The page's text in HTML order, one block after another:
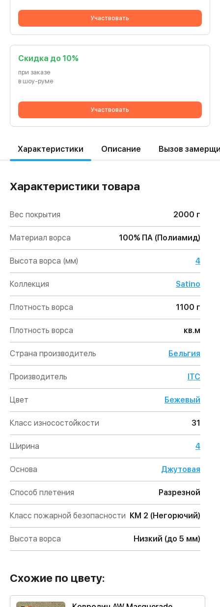
Участвовать
Cкидка до 10%
при заказе
в шоу-руме
Участвовать
Характеристики Описание Вызов
Характеристики товара
Вес покрытия 2000 г
Материал ворса 100% ПА (Полиамид)
Высота ворса (мм) 4
Коллекция Satino
Плотность ворса 1100 г
Плотность ворса кв.м
Страна производитель Бельгия
Производитель ITC
Цвет Бежевый
Класс износостойкости 31
Ширина 4
Основа Джутовая
Способ плетения Разрезной
Класс пожарной безопасности КМ 2 (Негорючий)
Высота ворса Низкий (до 5 мм)
Схожие по цвету: